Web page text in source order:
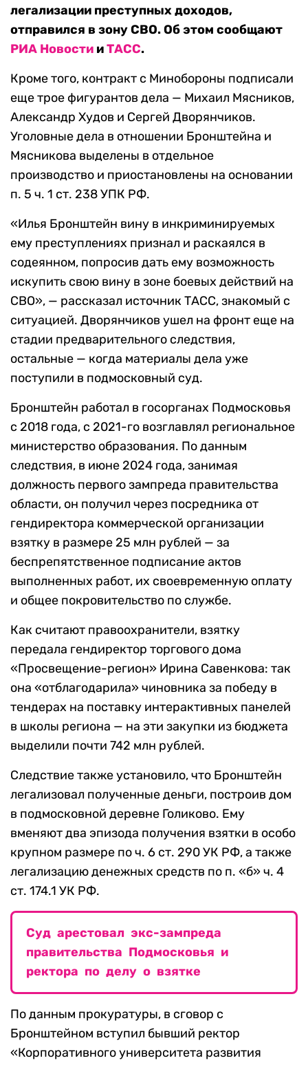
легализации преступных доходов,
отправился в зону СВО. Об этом сообщают
РИА Новости иТАСС.
Кроме того, контракт с Минобороны подписали
еще трое фигурантов дела — Михаил Мясников,
Александр Худов и Сергей Дворянчиков.
Уголовные дела в отношении Бронштейна и
Мясникова выделены в отдельное
производство и приостановлены на основании
п. 5 ч. 1 ст. 238 УПК РФ.
«Илья Бронштейн вину в инкриминируемых
ему преступлениях признал и раскаялся в
содеянном, попросив дать ему возможность
искупить свою вину в зоне боевых действий на
СВО», — рассказал источник ТАСС, знакомый с
ситуацией. Дворянчиков ушел на фронт еще на
стадии предварительного следствия,
остальные — когда материалы дела уже
поступили в подмосковный суд.
Бронштейн работал в госорганах Подмосковья
с 2018 года, с 2021-го возглавлял региональное
министерство образования. По данным
следствия, в июне 2024 года, занимая
должность первого зампреда правительства
области, он получил через посредника от
гендиректора коммерческой организации
взятку в размере 25 млн рублей — за
беспрепятственное подписание актов
выполненных работ, их своевременную оплату
и общее покровительство по службе.
Как считают правоохранители, взятку
передала гендиректор торгового дома
«Просвещение-регион» Ирина Савенкова: так
она «отблагодарила» чиновника за победу в
тендерах на поставку интерактивных панелей
в школы региона — на эти закупки из бюджета
выделили почти 742 млн рублей.
Следствие также установило, что Бронштейн
легализовал полученные деньги, построив дом
в подмосковной деревне Голиково. Ему
вменяют два эпизода получения взятки в особо
крупном размере по ч. 6 ст. 290 УК РФ, а также
легализацию денежных средств по п. «б» ч. 4
ст. 174.1 УК РФ.
Суд арестовал экс-зампреда
правительства Подмосковья и
ректора по делу о взятке
По данным прокуратуры, в сговор с
Бронштейном вступил бывший ректор
«Корпоративного университета развития